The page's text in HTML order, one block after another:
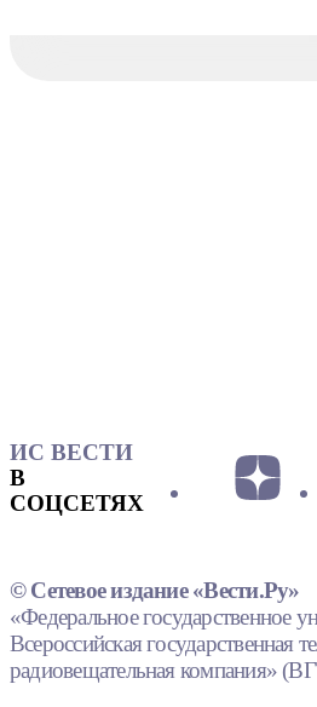
ИС ВЕСТИ
В
СОЦСЕТЯХ
© Сетевое издание «Вести.Ру»
«Федеральное государственное
Всероссийская государственная
радиовещательная компания»